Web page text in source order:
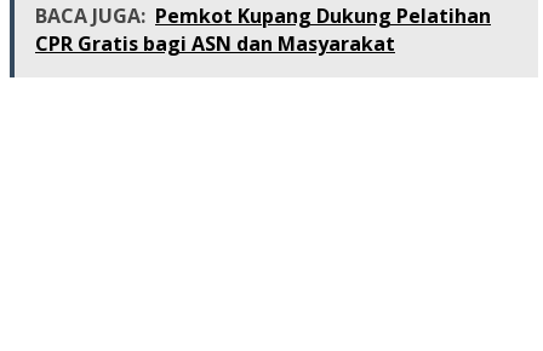
BACA JUGA: Pemkot Kupang Dukung Pelatihan
CPR Gratis bagi ASN dan Masyarakat